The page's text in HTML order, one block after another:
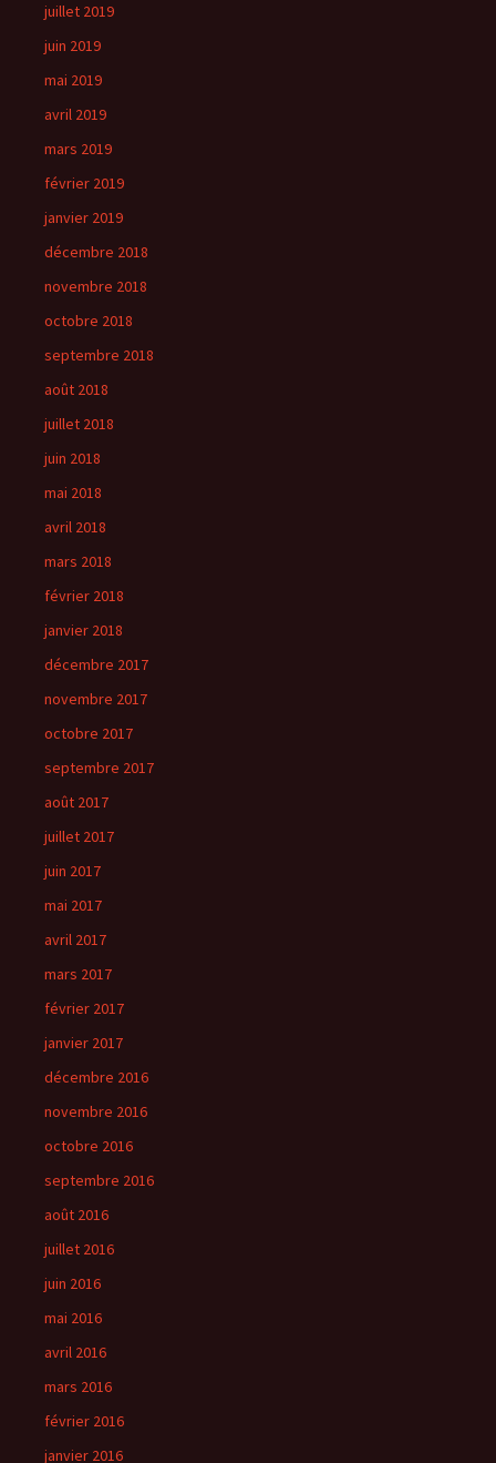
juillet 2019
juin 2019
mai 2019
avril 2019
mars 2019
février 2019
janvier 2019
décembre 2018
novembre 2018
octobre 2018
septembre 2018
août 2018
juillet 2018
juin 2018
mai 2018
avril 2018
mars 2018
février 2018
janvier 2018
décembre 2017
novembre 2017
octobre 2017
septembre 2017
août 2017
juillet 2017
juin 2017
mai 2017
avril 2017
mars 2017
février 2017
janvier 2017
décembre 2016
novembre 2016
octobre 2016
septembre 2016
août 2016
juillet 2016
juin 2016
mai 2016
avril 2016
mars 2016
février 2016
janvier 2016